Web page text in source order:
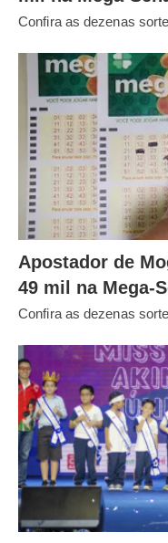
Confira as dezenas
Apostador de
49 mil na Mega-
Confira as dezenas